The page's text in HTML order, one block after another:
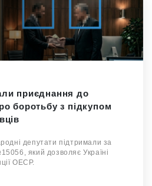
приєднання до
боротьбу з підкупом
депутати підтримали за
який дозволяє Україні
OEСР.